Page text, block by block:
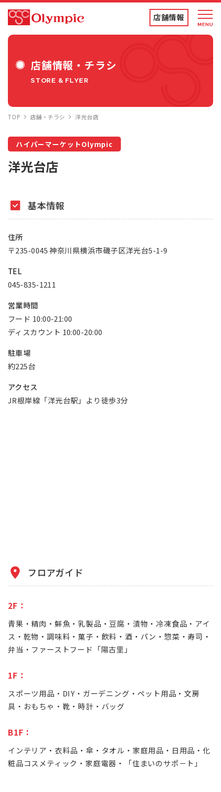
店舗情報
トコポン
コンテンツ
お知らせ
店舗情報・チラシ
STORE & FLYER
TOP 店舗・チラシ 洋光台店
ハイパーマーケットOlympic
洋光台店
基本情報
住所
〒235-0045 神奈川県横浜市磯子区洋光台5-1-9
TEL
045-835-1211
営業時間
フード 10:00-21:00
ディスカウント 10:00-20:00
駐車場
約225台
アクセス
JR根岸線「洋光台駅」より徒歩3分
フロアガイド
2F：
青果・精肉・鮮魚・乳製品・豆腐・漬物・冷凍食品・アイ
ス・乾物・調味料・菓子・飲料・酒・パン・惣菜・寿司・
弁当・ファーストフード「陽古里」
1F：
スポーツ用品・DIY・ガーデニング・ペット用品・文房
具・おもちゃ・靴・時計・バッグ
B1F：
インテリア・衣料品・傘・タオル・家庭用品・日用品・化
粧品コスメティック・家庭電器・「住まいのサポ－ト」